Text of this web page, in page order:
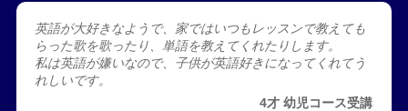
英語が大好きなようで、家ではいつもレッスンで教えても
らった歌を歌ったり、単語を教えてくれたりします。
私は英語が嫌いなので、子供が英語好きになってくれてう
れしいです。
4才 幼児コース受講